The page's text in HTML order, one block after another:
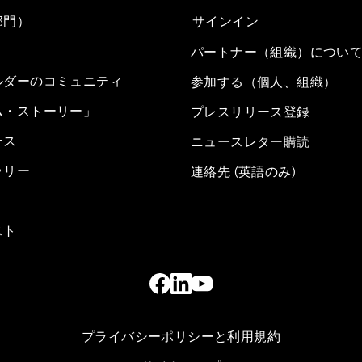
）
ーのコミュニティ
ストーリー」
リー
サインイン
パートナー（組織）につい
参加する（個人、組織）
プレスリリース登録
ニュースレター購読
連絡先 (英語のみ)
プライバシーポリシーと利用規約